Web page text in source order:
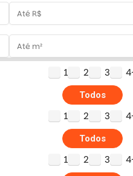
1 2 3
Todos
1 2 3
Todos
1 2 3